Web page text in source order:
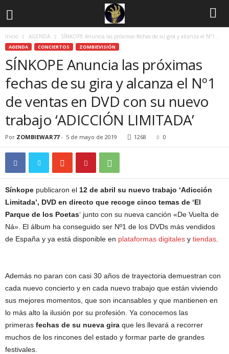
Inicio AGENDA SÍNKOPE Anuncia las próximas fechas de su gira y alcanza el Nº1...
AGENDA CONCIERTOS ZOMBIEVISIÓN
SÍNKOPE Anuncia las próximas
fechas de su gira y alcanza el Nº1
de ventas en DVD con su nuevo
trabajo ‘ADICCIÓN LIMITADA’
Por ZOMBIEWAR77- 5 de mayo de 2019 1268 0
Sínkope publicaron el 12 de abril su nuevo trabajo ‘Adicción
Limitada’, DVD en directo que recoge cinco temas de ‘El
Parque de los Poetas‘ junto con su nueva canción «De Vuelta de
Ná». El álbum ha conseguido ser Nº1 de los DVDs más vendidos
de España y ya está disponible en plataformas digitales y tiendas
Además no paran con casi 30 años de trayectoria demuestran con
cada nuevo concierto y en cada nuevo trabajo que están viviendo
sus mejores momentos, que son incansables y que mantienen en
lo más alto la ilusión por su profesión. Ya conocemos las
primeras fechas de su nueva gira que les llevará a recorrer
muchos de los rincones del estado y formar parte de grandes
festivales.